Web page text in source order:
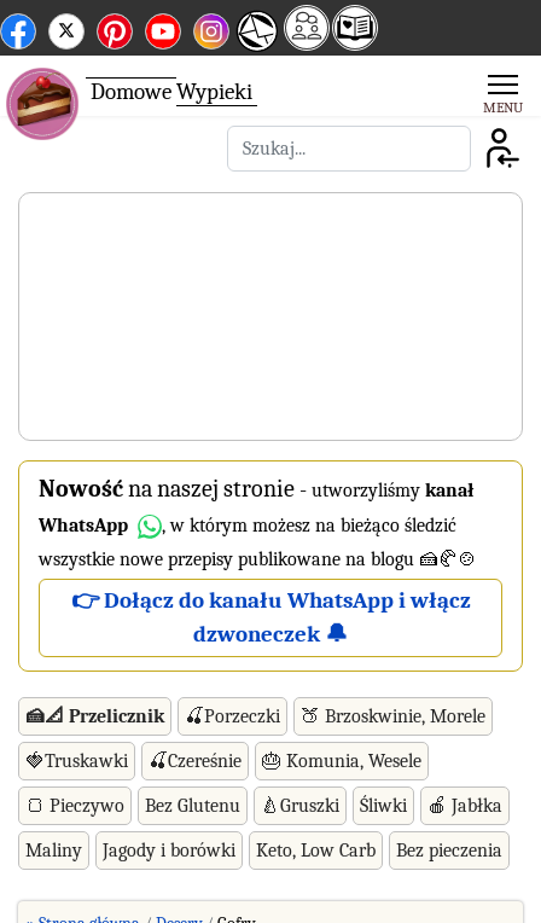
DomoweWypieki
Szukaj
Nowośćna naszej stronie - utworzyliśmy kanał
WhatsApp
, w którym możesz na bieżąco śledzić
wszystkie nowe przepisy publikowane na blogu 🍰🥐🍲
👉 Dołącz do kanału WhatsApp i włącz
dzwoneczek 🔔
🍰📐 Przelicznik 🍒Porzeczki 🍑 Brzoskwinie, Morele
🍓Truskawki 🍒Czereśnie 🎂 Komunia, Wesele
🍞 Pieczywo Bez Glutenu 🍐Gruszki Śliwki 🍎 Jabłka
Maliny Jagody i borówki Keto, Low Carb Bez pieczenia